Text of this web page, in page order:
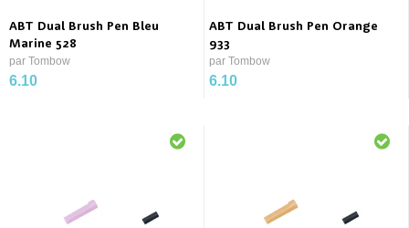
ABT Dual Brush Pen Bleu
Marine 528
par Tombow
6.10
ABT Dual Brush Pen Orange
933
par Tombow
6.10